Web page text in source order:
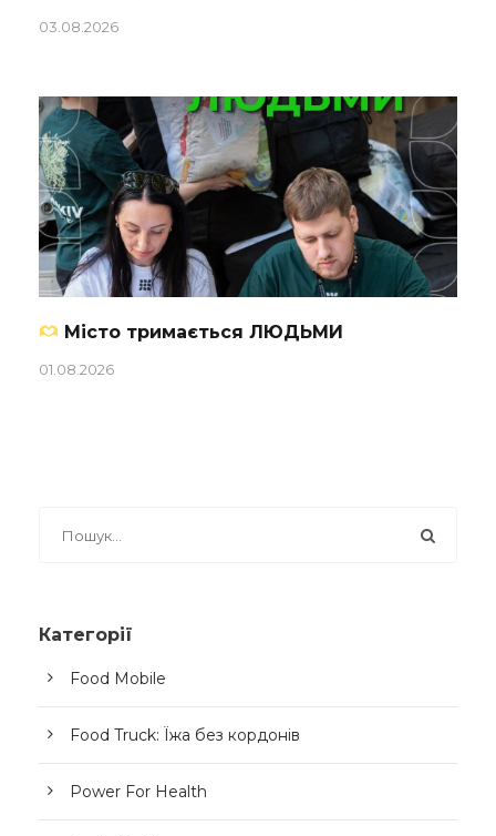
03.08.2026
Місто тримається ЛЮДЬМИ
01.08.2026
Категорії
Food Mobile
Food Truck: Їжа без кордонів
Power For Health